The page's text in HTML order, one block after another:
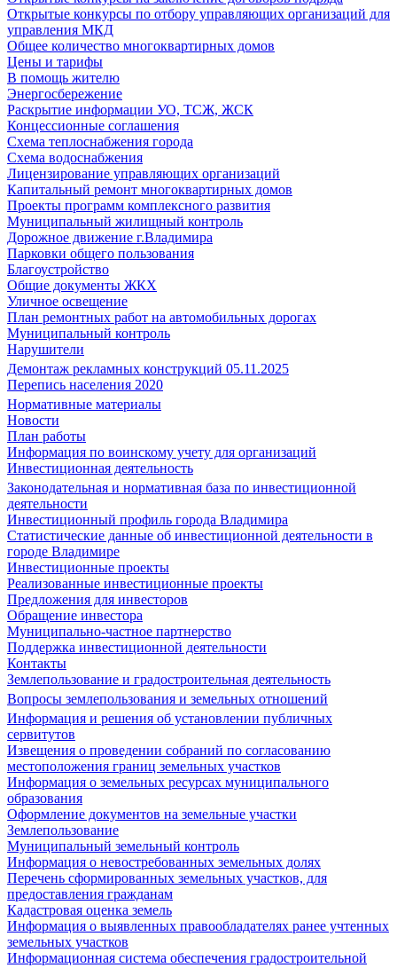
Открытые конкурсы по отбору управляющих организаций для
управления МКД
Общее количество многоквартирных домов
Цены и тарифы
В помощь жителю
Энергосбережение
Раскрытие информации УО, ТСЖ, ЖСК
Концессионные соглашения
Схема теплоснабжения города
Схема водоснабжения
Лицензирование управляющих организаций
Капитальный ремонт многоквартирных домов
Проекты программ комплексного развития
Муниципальный жилищный контроль
Дорожное движение г.Владимира
Парковки общего пользования
Благоустройство
Общие документы ЖКХ
Уличное освещение
План ремонтных работ на автомобильных дорогах
Муниципальный контроль
Нарушители
Демонтаж рекламных конструкций 05.11.2025
Перепись населения 2020
Нормативные материалы
Новости
План работы
Информация по воинскому учету для организаций
Инвестиционная деятельность
Законодательная и нормативная база по инвестиционной
деятельности
Инвестиционный профиль города Владимира
Статистические данные об инвестиционной деятельности в
городе Владимире
Инвестиционные проекты
Реализованные инвестиционные проекты
Предложения для инвесторов
Обращение инвестора
Муниципально-частное партнерство
Поддержка инвестиционной деятельности
Контакты
Землепользование и градостроительная деятельность
Вопросы землепользования и земельных отношений
Информация и решения об установлении публичных
сервитутов
Извещения о проведении собраний по согласованию
местоположения границ земельных участков
Информация о земельных ресурсах муниципального
образования
Оформление документов на земельные участки
Землепользование
Муниципальный земельный контроль
Информация о невостребованных земельных долях
Перечень сформированных земельных участков, для
предоставления гражданам
Кадастровая оценка земель
Информация о выявленных правообладателях ранее учтенных
земельных участков
Информационная система обеспечения градостроительной